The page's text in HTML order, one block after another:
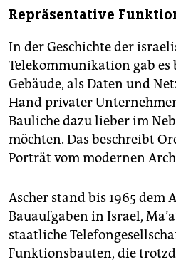
Repräsentative
In der Geschichte der
Telekommunikation gab es
Gebäude, als Daten und
Hand privater
Bauliche dazu lieber im
möchten. Das beschreibt
Porträt vom modernen
Ascher stand bis 1965
Bauaufgaben in Israel,
staatliche
Funktionsbauten, die